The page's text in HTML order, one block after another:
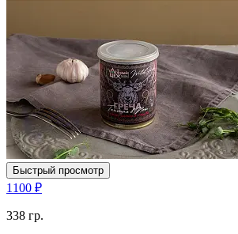
Быстрый просмотр
1100 ₽
338 гр.